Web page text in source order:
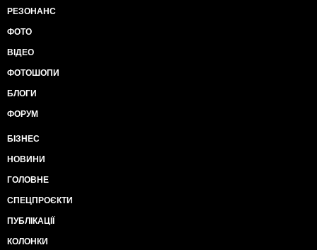
РЕЗОНАНС
ФОТО
ВІДЕО
ФОТОШОПИ
БЛОГИ
ФОРУМ
БІЗНЕС
НОВИНИ
ГОЛОВНЕ
СПЕЦПРОЄКТИ
ПУБЛІКАЦІЇ
КОЛОНКИ